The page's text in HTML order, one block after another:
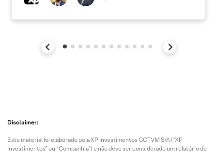
Disclaimer:
Este material foi elaborado pela XP Investimentos CCTVM S/A (“XP
Investimentos” ou “Companhia”) e não deve ser considerado um relatório de